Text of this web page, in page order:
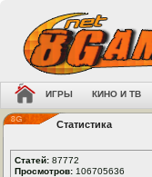
ИГРЫ КИНО И ТВ
Статистика
Статей: 87772
Просмотров: 106705636